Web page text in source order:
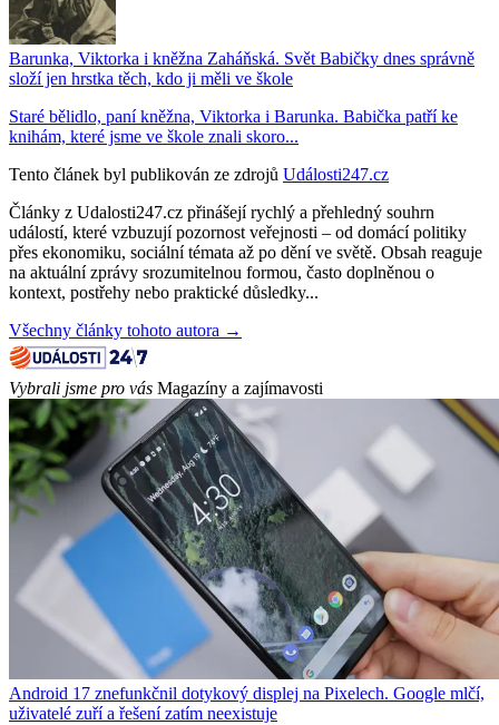
Barunka, Viktorka i kněžna Zaháňská. Svět Babičky dnes správně
složí jen hrstka těch, kdo ji měli ve škole
Staré bělidlo, paní kněžna, Viktorka i Barunka. Babička patří ke
knihám, které jsme ve škole znali skoro...
Tento článek byl publikován ze zdrojů Události247.cz
Články z Udalosti247.cz přinášejí rychlý a přehledný souhrn
událostí, které vzbuzují pozornost veřejnosti – od domácí politiky
přes ekonomiku, sociální témata až po dění ve světě. Obsah reaguje
na aktuální zprávy srozumitelnou formou, často doplněnou o
kontext, postřehy nebo praktické důsledky...
Všechny články tohoto autora →
Vybrali jsme pro vás Magazíny a zajímavosti
Android 17 znefunkčnil dotykový displej na Pixelech. Google mlčí,
uživatelé zuří a řešení zatím neexistuje